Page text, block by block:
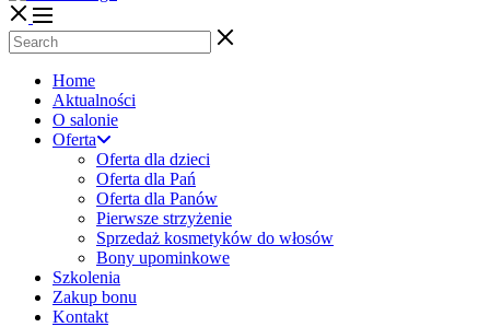
Home
Aktualności
O salonie
Oferta
Oferta dla dzieci
Oferta dla Pań
Oferta dla Panów
Pierwsze strzyżenie
Sprzedaż kosmetyków do włosów
Bony upominkowe
Szkolenia
Zakup bonu
Kontakt